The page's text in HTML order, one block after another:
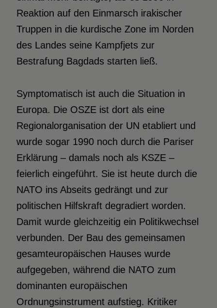
Reaktion auf den Einmarsch irakischer
Truppen in die kurdische Zone im Norden
des Landes seine Kampfjets zur
Bestrafung Bagdads starten ließ.
Symptomatisch ist auch die Situation in
Europa. Die OSZE ist dort als eine
Regionalorganisation der UN etabliert und
wurde sogar 1990 noch durch die Pariser
Erklärung – damals noch als KSZE –
feierlich eingeführt. Sie ist heute durch die
NATO ins Abseits gedrängt und zur
politischen Hilfskraft degradiert worden.
Damit wurde gleichzeitig ein Politikwechsel
verbunden. Der Bau des gemeinsamen
gesamteuropäischen Hauses wurde
aufgegeben, während die NATO zum
dominanten europäischen
Ordnungsinstrument aufstieg. Kritiker